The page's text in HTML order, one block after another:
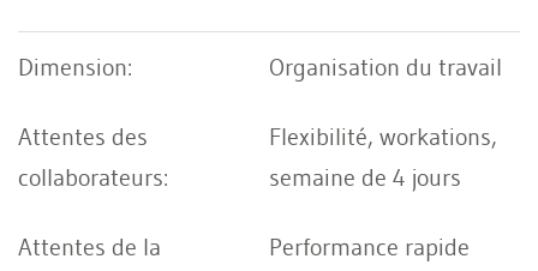
Organisation du travail
Flexibilité, workations,
semaine de 4 jours
Performance rapide